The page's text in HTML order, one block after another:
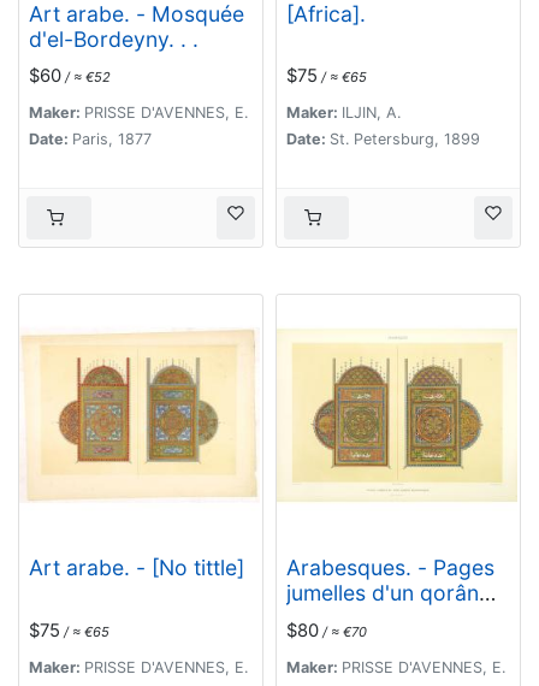
Art arabe. - Mosquée
d'el-Bordeyny. . .
$60 / ≈ €52
Maker: PRISSE D'AVENNES, E.
Date: Paris, 1877
[Africa].
$75 / ≈ €65
Maker: ILJIN, A.
Date: St. Petersburg, 1899
Art arabe. - [No tittle]
$75 / ≈ €65
Maker: PRISSE D'AVENNES, E.
Arabesques. - Pages
jumelles d'un qorân
mauresque. (XVIIIe
siècle)
$80 / ≈ €70
Maker: PRISSE D'AVENNES, E.